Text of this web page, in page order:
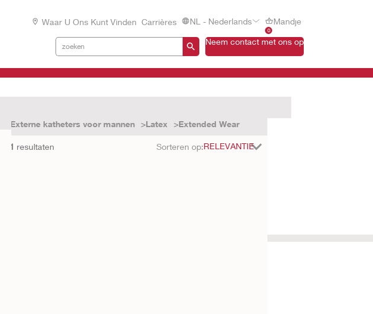
Waar U Ons Kunt Vinden Carrières NL - Nederlands
0
Mandje
Neem contact met ons op
Externe katheters voor mannen Latex Extended Wear
1 resultaten Sorteren op: